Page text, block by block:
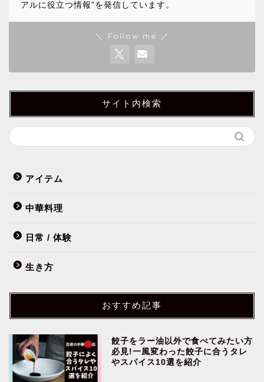
アルに役立つ情報”を発信しています。
＼ Follow me ／
サイト内検索
アイテム
中華料理
日常 / 体験
生き方
おすすめ記事
餃子をラー油以外で食べてみたい方
必見!一風変わった餃子に合うタレ
やスパイス10選を紹介